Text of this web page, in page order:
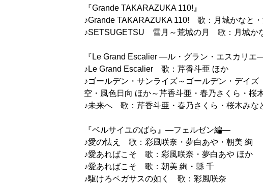
『Grande TAKARAZUKA 110!』
♪Grande TAKARAZUKA 110! 歌：月城かなと
♪SETSUGETSU 雪月～荒城の月 歌：月城か
『Le Grand Escalier ―ル・グラン・エスカリエ―
♪Le Grand Escalier 歌：芹香斗亜 ほか
♪ゴールデン・サンライズ～ゴールデン・デイ
空・風色日向 ほか～芹香斗亜・春乃さくら・桜
♪未来へ 歌：芹香斗亜・春乃さくら・桜木みな
『ベルサイユのばら』―フェルゼン編―
♪愛の怯え 歌：彩風咲奈・夢白あや・朝美 絢
♪愛あればこそ 歌：彩風咲奈・夢白あや ほか
♪愛あればこそ 歌：朝美 絢・縣 千
♪駆けろペガサスの如く 歌：彩風咲奈